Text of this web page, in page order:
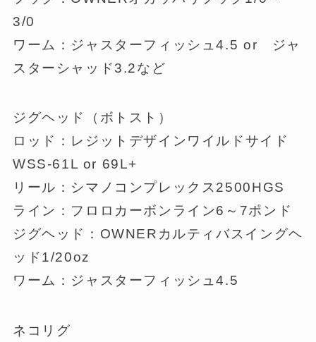
3/0
ワーム：ジャスターフィッシュ4.5 or ジャ
スターシャッド3.2など
ジグヘッド（ボトスト）
ロッド：レジットデザインワイルドサイド
WSS-61L or 69L+
リール：シマノコンプレックス2500HGS
ライン：フロロカーボンライン6～7ポンド
ジグヘッド：OWNERカルティバスイングヘ
ッド1/20oz
ワーム：ジャスターフィッシュ4.5
ネコリグ